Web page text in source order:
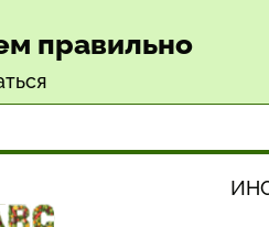
правильно